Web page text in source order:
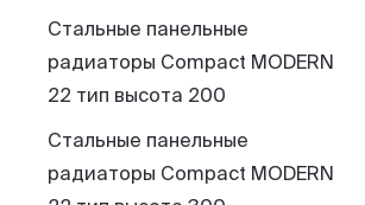
Стальные панельные
радиаторы Compact MODERN
22 тип высота 200
Стальные панельные
радиаторы Compact MODERN